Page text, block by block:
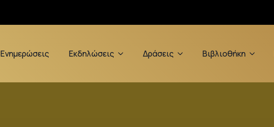
Ενημερώσεις Εκδηλώσεις Δράσεις Βιβλιοθήκη